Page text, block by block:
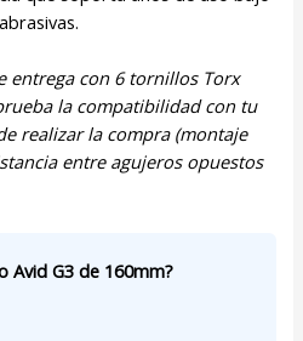
entrega con 6 tornillos Torx
la compatibilidad con tu
realizar la compra (montaje
entre agujeros opuestos
Avid G3 de 160mm?